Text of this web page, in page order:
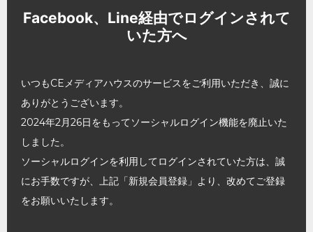
Facebook、Line経由でログインされて
いた方へ
いつもCEメディアハウスのサービスをご利用いただき、誠に
ありがとうございます。
2024年2月26日をもってソーシャルログイン機能を廃止いた
しました。
ソーシャルログインを利用してログインされていた方は、誠
にお手数ですが、上記「新規会員登録」より、改めてご登録
をお願いいたします。